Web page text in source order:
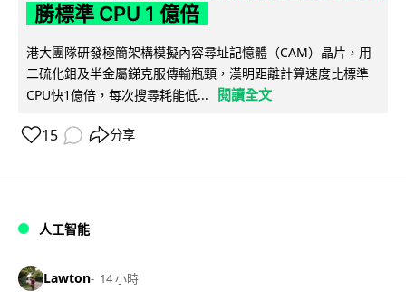
勝標準 CPU 1 億倍
港大團隊研發極簡架構模擬內容尋址記憶體（CAM）晶片，用
二硫化鉬及半金屬銻克服傳輸瓶頸，漢明距離計算速度比標準
CPU快1億倍，每次搜尋耗能低...
閱讀全文
15 分享
人工智能
Lawton 14 小時